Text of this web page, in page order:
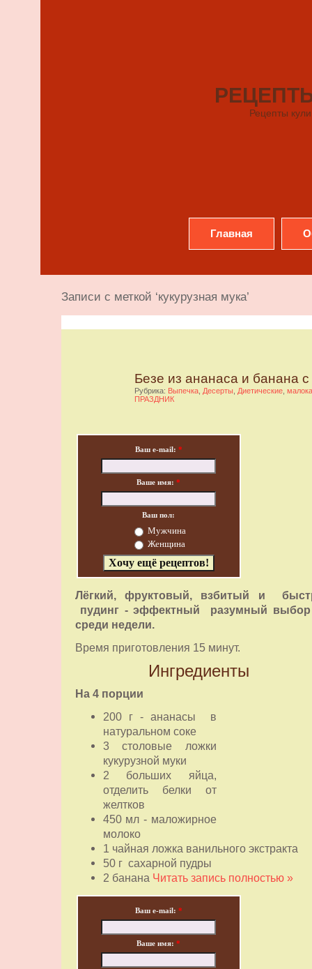
Рецепты
Главная
Записи с меткой ‘кукурузная мука’
Безе из ананаса и банана
Рубрика: Выпечка, Десерты, Диетические,
ПРАЗДНИК
Ваш e-mail: *
Ваше имя: *
Ваш пол:
Мужчина
Женщина
Лёгкий, фруктовый, взбитый и
пудинг - эффектный разумный выбор
среди недели.
Время приготовления 15 минут.
Ингредиенты
На 4 порции
200 г - ананасы в
натуральном соке
3 столовые ложки
кукурузной муки
2 больших яйца,
отделить белки от
желтков
450 мл - маложирное
молоко
1 чайная ложка ванильного экстракта
50 г сахарной пудры
2 банана Читать запись полностью »
Ваш e-mail: *
Ваше имя: *